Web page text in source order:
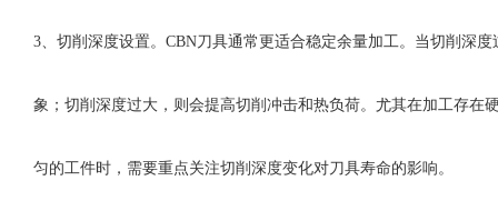
3、 切削深度设置。 CBN刀具通常更适合稳定余量加工。当切削深度
象；切削深度过大，则会提高切削冲击和热负荷。尤其在加工存在
匀的工件时，需要重点关注切削深度变化对刀具寿命的影响。